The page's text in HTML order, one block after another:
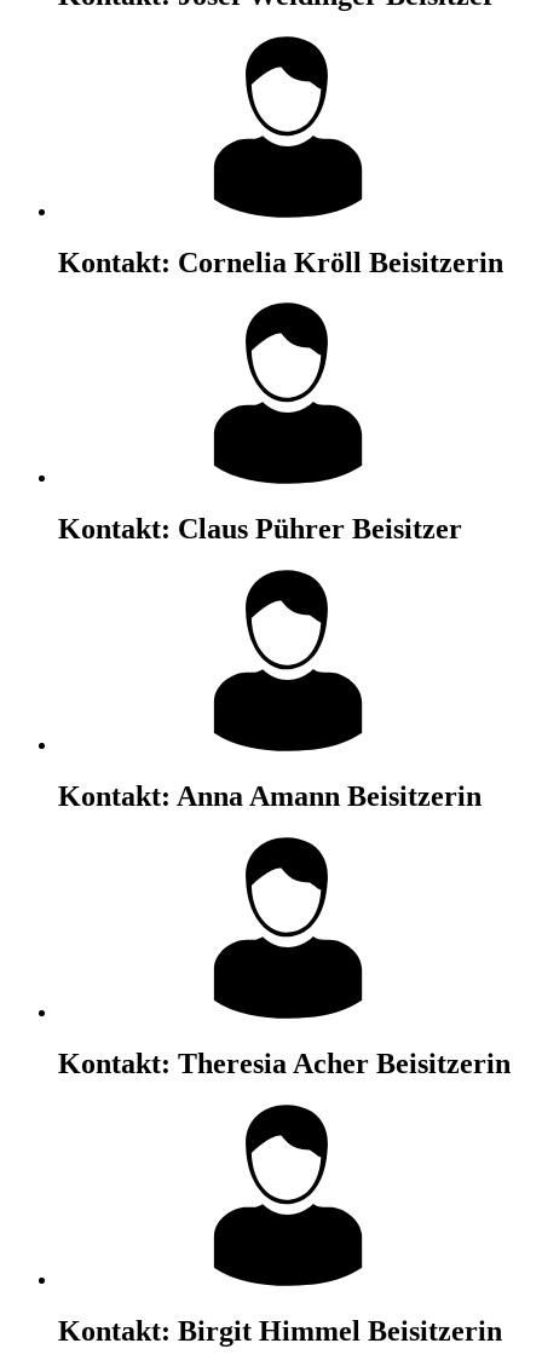
Kontakt: Cornelia Kröll Beisitzerin
Kontakt: Claus Pührer Beisitzer
Kontakt: Anna Amann Beisitzerin
Kontakt: Theresia Acher Beisitzerin
Kontakt: Birgit Himmel Beisitzerin